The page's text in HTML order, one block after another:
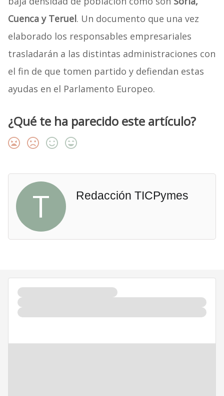
Cuenca y Teruel. Un documento que una vez
elaborado los responsables empresariales
trasladarán a las distintas administraciones con
el fin de que tomen partido y defiendan estas
ayudas en el Parlamento Europeo.
¿Qué te ha parecido este artículo?
T Redacción TICPymes